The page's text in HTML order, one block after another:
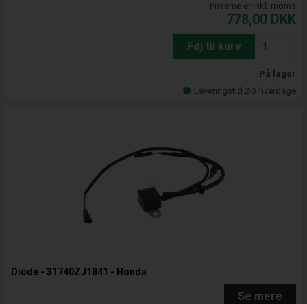
Priserne er inkl. moms
778,00 DKK
Føj til kurv
På lager
Leveringstid 2-3 hverdage
Diode - 31740ZJ1841 - Honda
Se mere